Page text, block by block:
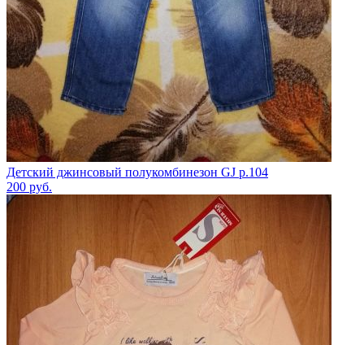
Детский джинсовый полукомбинезон GJ р.104
200 руб.